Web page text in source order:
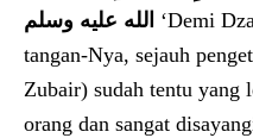
الله عليه وسلم ‘Demi
tangan-Nya, sejauh
Zubair) sudah tentu yang
orang dan sangat